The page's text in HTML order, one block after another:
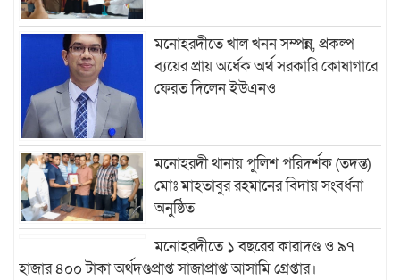
মনোহরদীতে খাল খনন সম্পন্ন, প্রকল্প
ব্যয়ের প্রায় অর্ধেক অর্থ সরকারি কোষাগারে
ফেরত দিলেন ইউএনও
মনোহরদী থানায় পুলিশ পরিদর্শক (তদন্ত)
মোঃ মাহতাবুর রহমানের বিদায় সংবর্ধনা
অনুষ্ঠিত
মনোহরদীতে ১ বছরের কারাদণ্ড ও ৯৭
হাজার ৪০০ টাকা অর্থদণ্ডপ্রাপ্ত সাজাপ্রাপ্ত আসামি গ্রেপ্তার।